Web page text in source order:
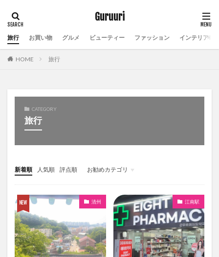
Guruuri
旅行 お買い物 グルメ ビューティー ファッション インテリア
HOME 旅行
CATEGORY
旅行
新着順 人気順 評点順
お勧めカテゴリ
미분류
清州 江南駅